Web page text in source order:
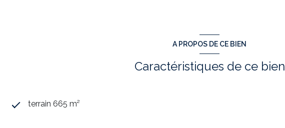
A PROPOS DE CE BIEN
Caractéristiques de ce bien
terrain 665 m²